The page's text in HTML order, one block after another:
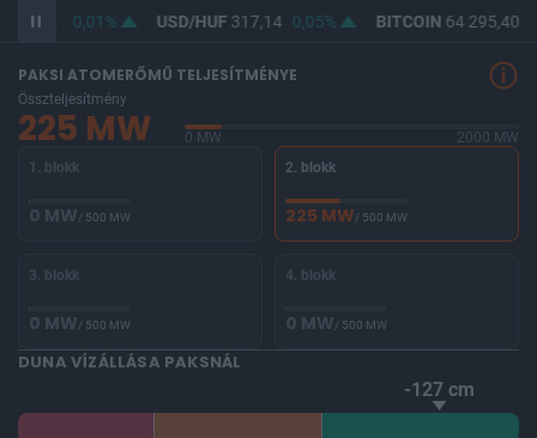
365,44 0,01% USD/HUF317,14 0,05% BITCOIN64 295,40
PAKSI ATOMERŐMŰ TELJESÍTMÉNYE
Összteljesítmény
225 MW 0 MW
2000 MW
1. blokk
0 MW/ 500 MW
2. blokk
225 MW/ 500 MW
3. blokk
0 MW/ 500 MW
4. blokk
0 MW/ 500 MW
DUNA VÍZÁLLÁSA PAKSNÁL
-127 cm